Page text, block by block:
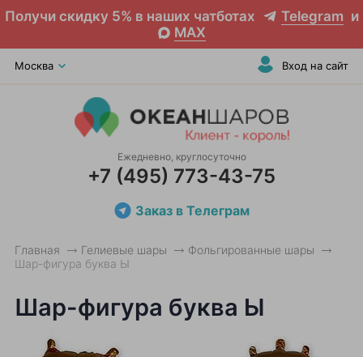
Получи скидку 5% в наших чатботах Telegram и
MAX
Москва Вход на сайт
Ежедневно, круглосуточно
+7 (495) 773-43-75
Заказ в Телеграм
Главная Гелиевые шары
Фольгированные шары
Шар-фигура буква Ы
Шар-фигура буква Ы